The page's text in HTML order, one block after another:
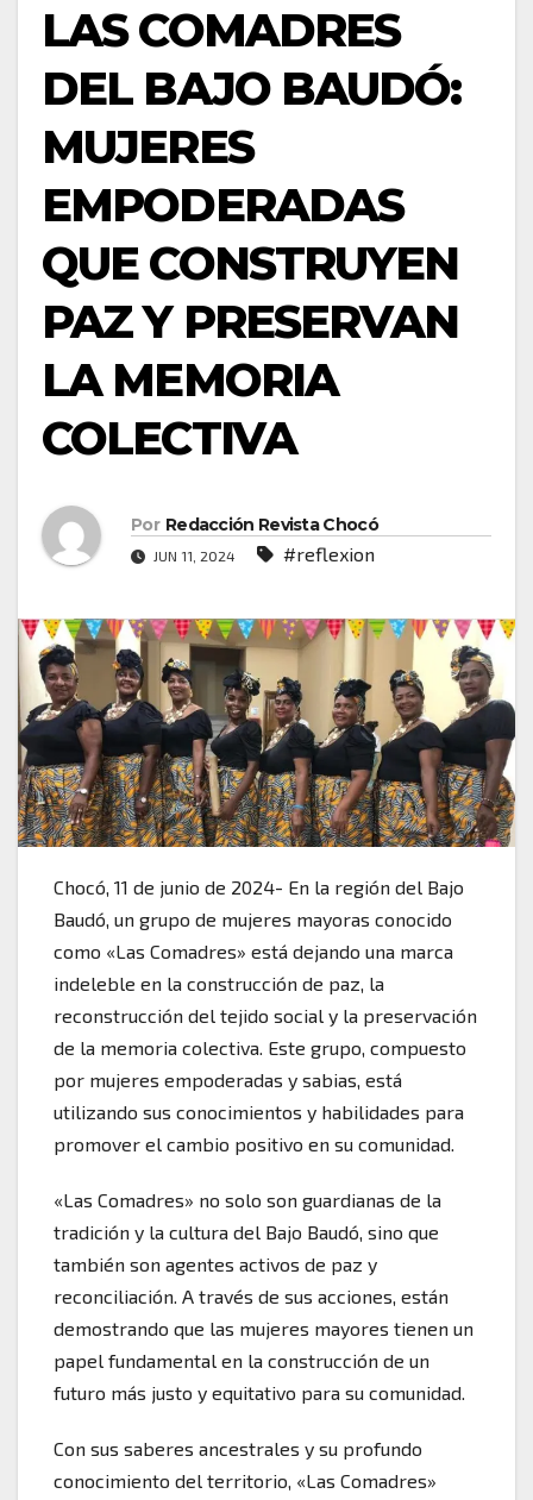
LAS COMADRES
DEL BAJO BAUDÓ:
MUJERES
EMPODERADAS
QUE CONSTRUYEN
PAZ Y PRESERVAN
LA MEMORIA
COLECTIVA
Por Redacción Revista Chocó
JUN 11, 2024 #reflexion
Chocó, 11 de junio de 2024- En la región del Bajo
Baudó, un grupo de mujeres mayoras conocido
como «Las Comadres» está dejando una marca
indeleble en la construcción de paz, la
reconstrucción del tejido social y la preservación
de la memoria colectiva. Este grupo, compuesto
por mujeres empoderadas y sabias, está
utilizando sus conocimientos y habilidades para
promover el cambio positivo en su comunidad.
«Las Comadres» no solo son guardianas de la
tradición y la cultura del Bajo Baudó, sino que
también son agentes activos de paz y
reconciliación. A través de sus acciones, están
demostrando que las mujeres mayores tienen un
papel fundamental en la construcción de un
futuro más justo y equitativo para su comunidad.
Con sus saberes ancestrales y su profundo
conocimiento del territorio, «Las Comadres»